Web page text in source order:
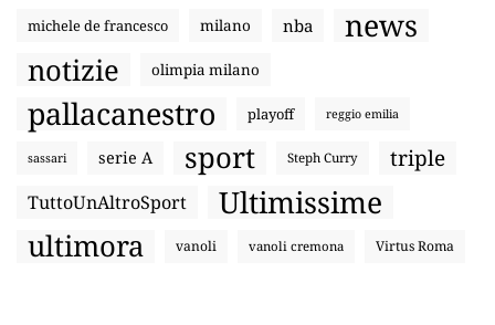
michele de francesco milano nba news
notizie olimpia milano
pallacanestro playoff reggio emilia
sassari serie A sport Steph Curry triple
TuttoUnAltroSport Ultimissime
ultimora vanoli vanoli cremona Virtus Roma